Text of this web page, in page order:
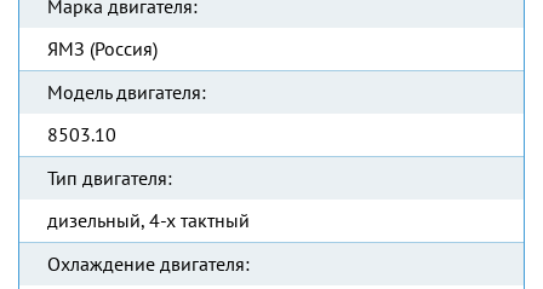
Марка двигателя:
ЯМЗ (Россия)
Модель двигателя:
8503.10
Тип двигателя:
дизельный, 4-х тактный
Охлаждение двигателя: